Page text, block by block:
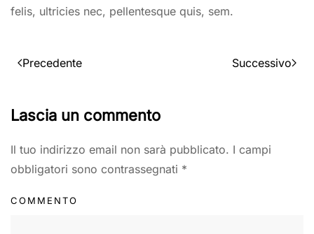
felis, ultricies nec, pellentesque quis, sem.
Precedente Successivo
Lascia un commento
Il tuo indirizzo email non sarà pubblicato. I campi
obbligatori sono contrassegnati *
COMMENTO